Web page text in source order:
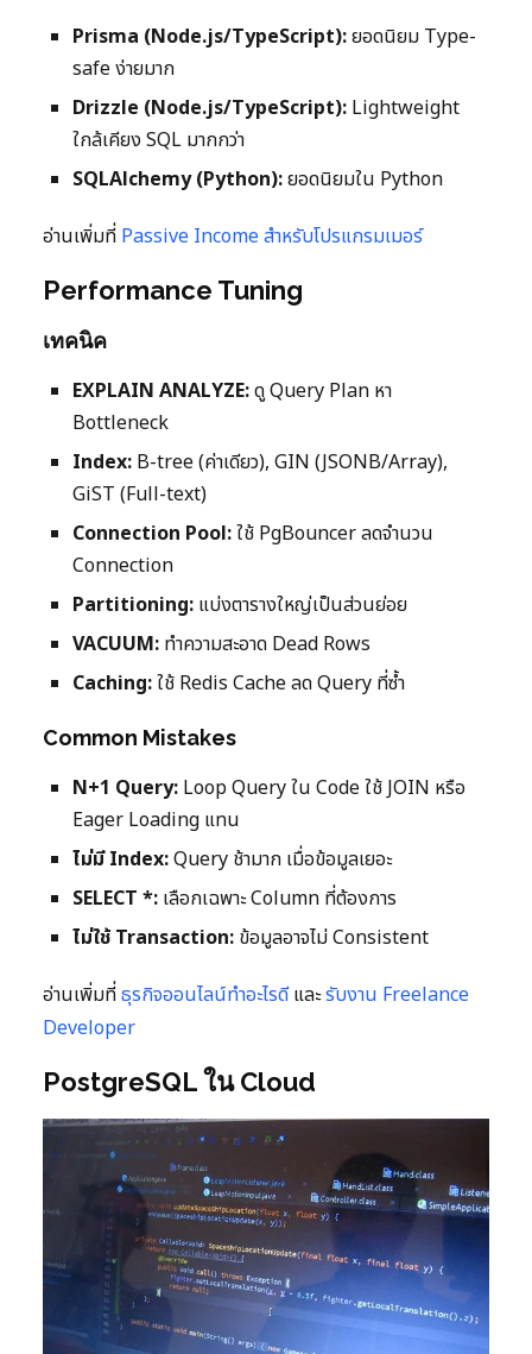
Prisma (Node.js/TypeScript):ยอดนิยม Type-
safe ง่ายมาก
Drizzle (Node.js/TypeScript): Lightweight
ใกล้เคียง SQL มากกว่า
SQLAlchemy (Python):ยอดนิยมใน Python
อ่านเพิ่มที่ Passive Income สำหรับโปรแกรมเมอร์
Performance Tuning
เทคนิค
EXPLAIN ANALYZE:ดู Query Plan หา
Bottleneck
Index: B-tree (ค่าเดียว), GIN (JSONB/Array),
GiST (Full-text)
Connection Pool:ใช้ PgBouncer ลดจำนวน
Connection
Partitioning: แบ่งตารางใหญ่เป็นส่วนย่อย
VACUUM: ทำความสะอาด Dead Rows
Caching:ใช้ Redis Cache ลด Query ที่ซ้ำ
Common Mistakes
N+1 Query: Loop Query ใน Code ใช้ JOIN หรือ
Eager Loading แทน
ไม่มี Index:Query ช้ามาก เมื่อข้อมูลเยอะ
SELECT *: เลือกเฉพาะ Column ที่ต้องการ
ไม่ใช้ Transaction: ข้อมูลอาจไม่ Consistent
อ่านเพิ่มที่ธุรกิจออนไลน์ทำอะไรดีและรับงาน Freelance
Developer
PostgreSQL ใน Cloud